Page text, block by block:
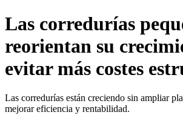
Las corredurías
reorientan su
evitar más costes
Las corredurías están creciendo sin ampliar
mejorar eficiencia y rentabilidad.